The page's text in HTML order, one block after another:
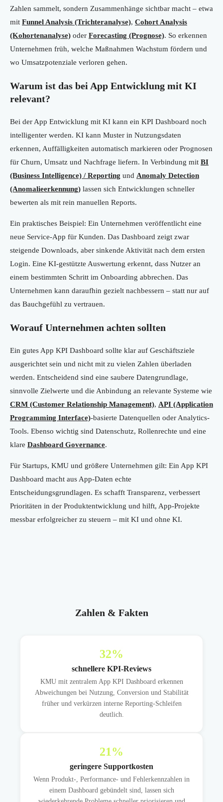
Zahlen sammelt, sondern Zusammenhänge sichtbar macht – etwa
mit Funnel Analysis (Trichteranalyse), Cohort Analysis
(Kohortenanalyse) oder Forecasting (Prognose). So erkennen
Unternehmen früh, welche Maßnahmen Wachstum fördern und
wo Umsatzpotenziale verloren gehen.
Warum ist das bei App Entwicklung mit KI
relevant?
Bei der App Entwicklung mit KI kann ein KPI Dashboard noch
intelligenter werden. KI kann Muster in Nutzungsdaten
erkennen, Auffälligkeiten automatisch markieren oder Prognosen
für Churn, Umsatz und Nachfrage liefern. In Verbindung mit BI
(Business Intelligence) / Reporting und Anomaly Detection
(Anomalieerkennung) lassen sich Entwicklungen schneller
bewerten als mit rein manuellen Reports.
Ein praktisches Beispiel: Ein Unternehmen veröffentlicht eine
neue Service-App für Kunden. Das Dashboard zeigt zwar
steigende Downloads, aber sinkende Aktivität nach dem ersten
Login. Eine KI-gestützte Auswertung erkennt, dass Nutzer an
einem bestimmten Schritt im Onboarding abbrechen. Das
Unternehmen kann daraufhin gezielt nachbessern – statt nur auf
das Bauchgefühl zu vertrauen.
Worauf Unternehmen achten sollten
Ein gutes App KPI Dashboard sollte klar auf Geschäftsziele
ausgerichtet sein und nicht mit zu vielen Zahlen überladen
werden. Entscheidend sind eine saubere Datengrundlage,
sinnvolle Zielwerte und die Anbindung an relevante Systeme wie
CRM (Customer Relationship Management), API (Application
Programming Interface)-basierte Datenquellen oder Analytics-
Tools. Ebenso wichtig sind Datenschutz, Rollenrechte und eine
klare Dashboard Governance.
Für Startups, KMU und größere Unternehmen gilt: Ein App KPI
Dashboard macht aus App-Daten echte
Entscheidungsgrundlagen. Es schafft Transparenz, verbessert
Prioritäten in der Produktentwicklung und hilft, App-Projekte
messbar erfolgreicher zu steuern – mit KI und ohne KI.
Zahlen & Fakten
32%
schnellere KPI-Reviews
KMU mit zentralem App KPI Dashboard erkennen
Abweichungen bei Nutzung, Conversion und Stabilität
früher und verkürzen interne Reporting-Schleifen
deutlich.
21%
geringere Supportkosten
Wenn Produkt-, Performance- und Fehlerkennzahlen in
einem Dashboard gebündelt sind, lassen sich